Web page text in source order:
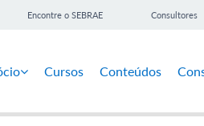
Encontre o SEBRAE Consultores
Cursos Conteúdos